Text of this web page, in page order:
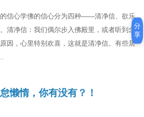
信心学佛的信心分为四种——清净信、欲乐
清净信：我们偶尔步入佛殿里，或者听到念
因，心里特别欢喜，这就是清净信。有些居
懒惰，你有没有？！
分
享